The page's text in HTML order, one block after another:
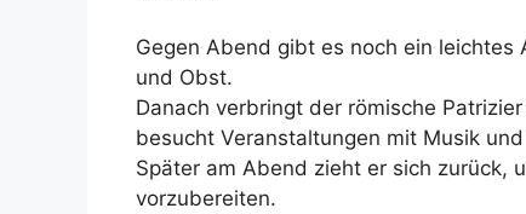
Gegen Abend gibt es noch ein
und Obst.
Danach verbringt der römische
besucht Veranstaltungen mit Musik und
Später am Abend zieht er sich zurück,
vorzubereiten.